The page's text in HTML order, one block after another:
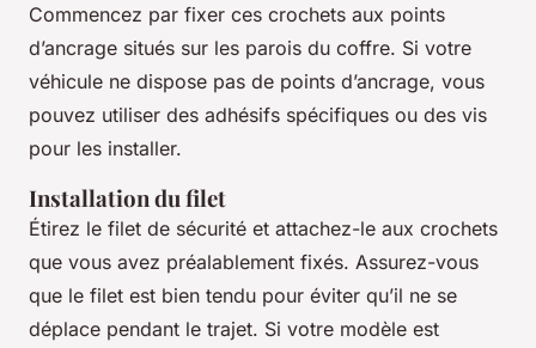
Commencez par fixer ces crochets aux points
d’ancrage situés sur les parois du coffre. Si votre
véhicule ne dispose pas de points d’ancrage, vous
pouvez utiliser des adhésifs spécifiques ou des vis
pour les installer.
Installation du filet
Étirez le filet de sécurité et attachez-le aux crochets
que vous avez préalablement fixés. Assurez-vous
que le filet est bien tendu pour éviter qu’il ne se
déplace pendant le trajet. Si votre modèle est